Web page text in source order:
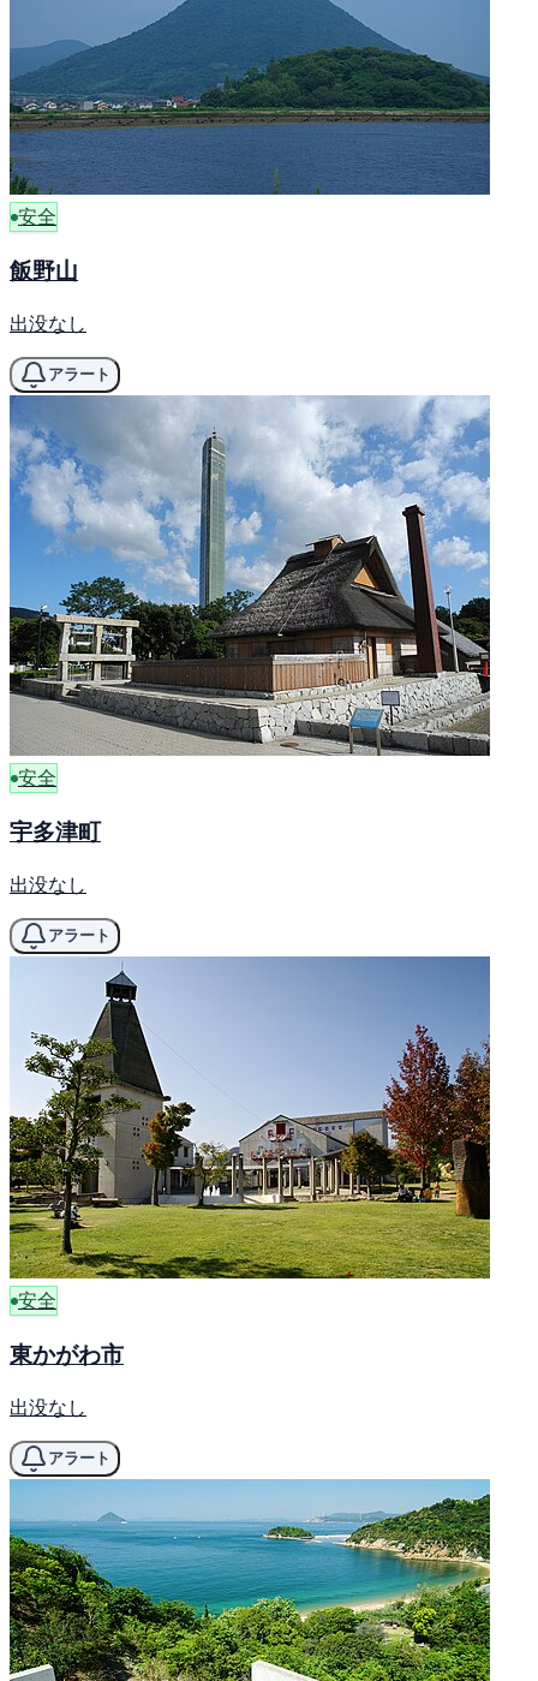
安全
飯野山
出没なし
アラート
安全
宇多津町
出没なし
アラート
安全
東かがわ市
出没なし
アラート